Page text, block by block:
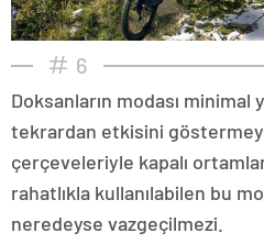
6
Doksanların modası
tekrardan etkisini
çerçeveleriyle kapalı
rahatlıkla kullanılabilen bu
neredeyse vazgeçilmezi.